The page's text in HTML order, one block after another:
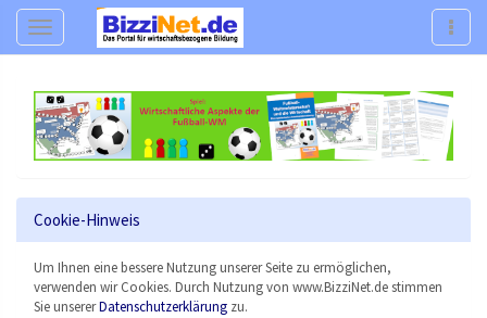
Navigation
Cookie-Hinweis
Um Ihnen eine bessere Nutzung unserer Seite zu ermöglichen,
verwenden wir Cookies. Durch Nutzung von www.BizziNet.de stimmen
Sie unsererDatenschutzerklärung zu.